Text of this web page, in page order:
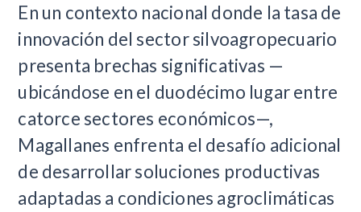
En un contexto nacional donde la tasa de
innovación del sector silvoagropecuario
presenta brechas significativas —
ubicándose en el duodécimo lugar entre
catorce sectores económicos—,
Magallanes enfrenta el desafío adicional
de desarrollar soluciones productivas
adaptadas a condiciones agroclimáticas